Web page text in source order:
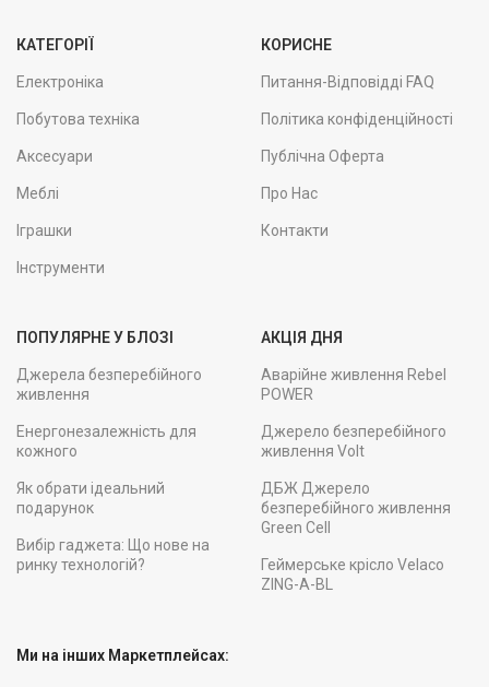
КАТЕГОРІЇ
Електроніка
Побутова техніка
Аксесуари
Меблі
Іграшки
Інструменти
КОРИСНЕ
Питання-Відповідді FAQ
Політика конфіденційності
Публічна Оферта
Про Нас
Контакти
ПОПУЛЯРНЕ У БЛОЗІ
Джерела безперебійного
живлення
Енергонезалежність для
кожного
Як обрати ідеальний
подарунок
Вибір гаджета: Що нове на
ринку технологій?
АКЦІЯ ДНЯ
Аварійне живлення Rebel
POWER
Джерело безперебійного
живлення Volt
ДБЖ Джерело
безперебійного живлення
Green Cell
Геймерське крісло Velaco
ZING-A-BL
Ми на інших Маркетплейсах: